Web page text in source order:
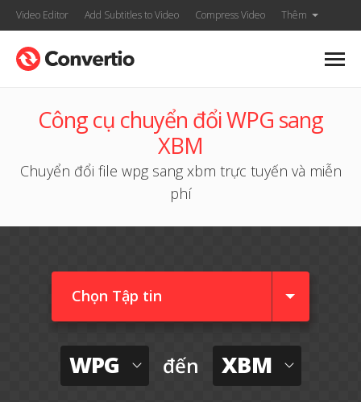
Video Editor Add Subtitles to Video Compress Video Thêm
Công cụ chuyển đổi WPG sang
XBM
Chuyển đổi file wpg sang xbm trực tuyến và miễn
phí
Chọn Tập tin
WPG đến XBM